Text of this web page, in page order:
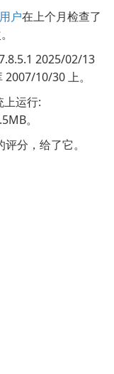
户在上个月检查了
2025/02/13
10/30 上。
运行:
。
分，给了它。